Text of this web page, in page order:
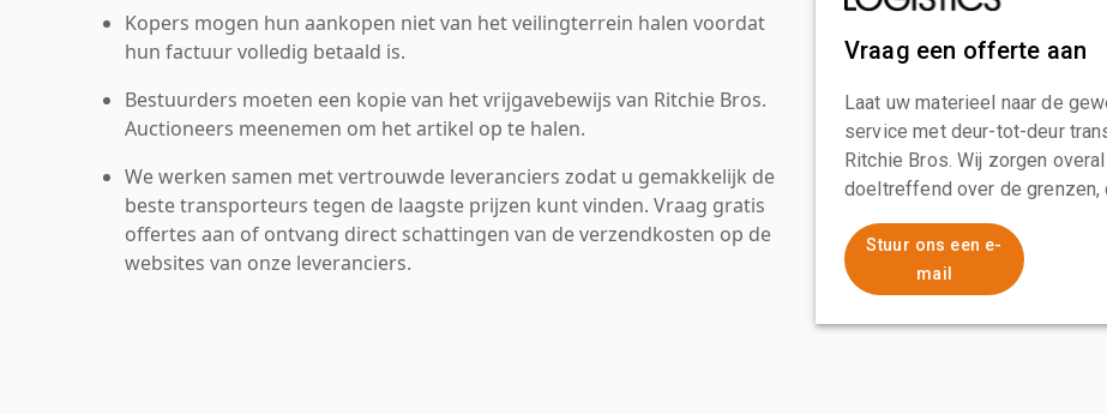
Kopers mogen hun aankopen niet van het veilingterrein halen voordat
hun factuur volledig betaald is.
Bestuurders moeten een kopie van het vrijgavebewijs van Ritchie Bros.
Auctioneers meenemen om het artikel op te halen.
We werken samen met vertrouwde leveranciers zodat u gemakkelijk de
beste transporteurs tegen de laagste prijzen kunt vinden. Vraag gratis
offertes aan of ontvang direct schattingen van de verzendkosten op de
websites van onze leveranciers.
Vraag een offerte aan
Laat uw materieel naar de
service met deur-tot-deur
Ritchie Bros. Wij zorgen
doeltreffend over de grenzen,
Stuur ons een e-
mail